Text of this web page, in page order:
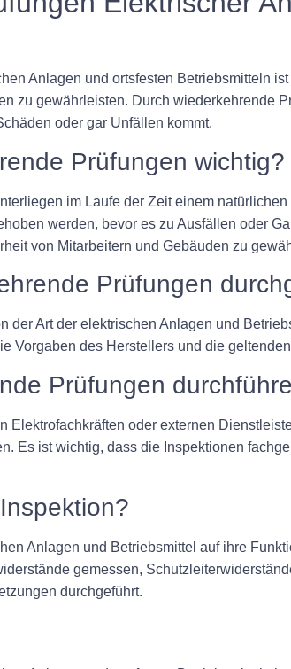
Anlagen und ortsfesten Betriebsmitteln
zu gewährleisten. Durch wiederkehrende
oder gar Unfällen kommt.
Prüfungen wichtig?
im Laufe der Zeit einem
werden, bevor es zu Ausfällen oder
von Mitarbeitern und Gebäuden zu
Prüfungen
der Art der elektrischen Anlagen und
Vorgaben des Herstellers und die
Prüfungen
Elektrofachkräften oder externen
Es ist wichtig, dass die Inspektionen
Anlagen und Betriebsmittel auf ihre
gemessen,
durchgeführt.